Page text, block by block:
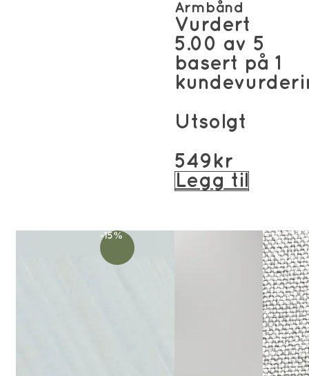
Armbånd
Vurdert
5.00 av 5
basert på 1
Utsolgt
549 kr
Legg til
-15%